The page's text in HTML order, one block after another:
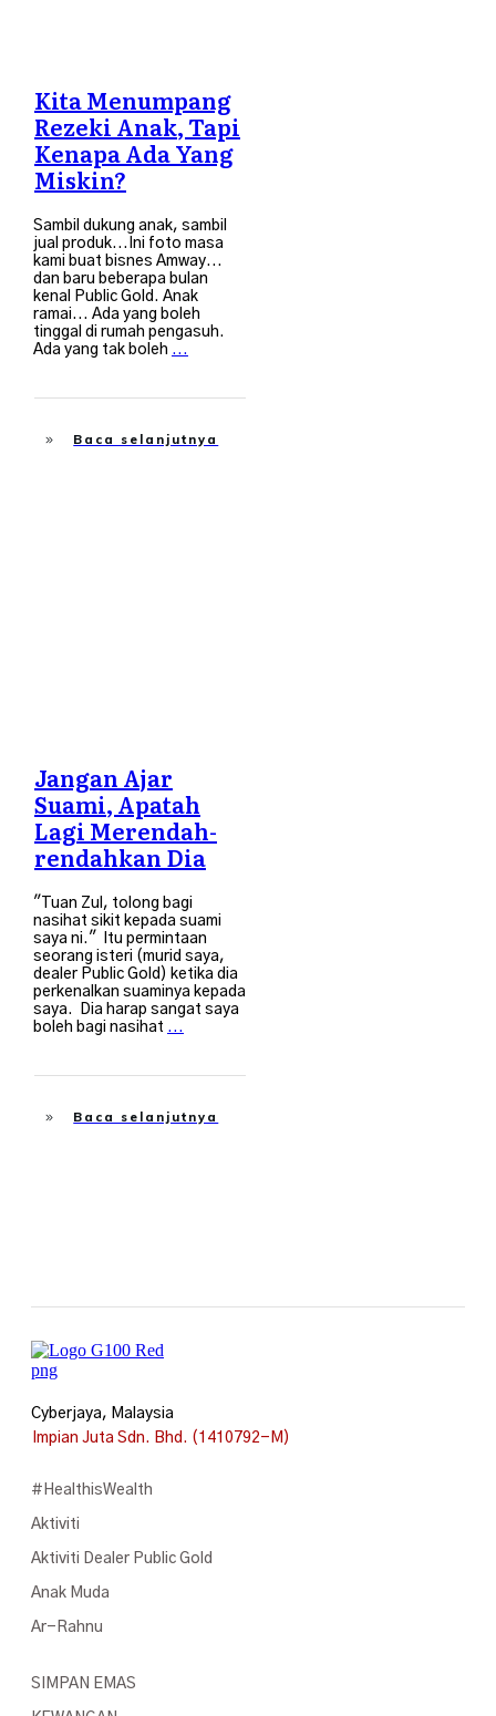
Kita Menumpang
Rezeki Anak, Tapi
Kenapa Ada Yang
Miskin?
​Sambil dukung anak, sambil
jual produk...Ini foto masa
kami buat bisnes Amway...
dan baru beberapa bulan
kenal Public Gold. Anak
ramai... Ada yang boleh
tinggal di rumah pengasuh.
Ada yang tak boleh ...
Baca selanjutnya
Jangan Ajar
Suami, Apatah
Lagi Merendah-
rendahkan Dia
"Tuan Zul, tolong bagi
nasihat sikit kepada suami
saya ni." Itu permintaan
seorang isteri (murid saya,
dealer Public Gold) ketika dia
perkenalkan suaminya kepada
saya. Dia harap sangat saya
boleh bagi nasihat ...
Baca selanjutnya
Cyberjaya, Malaysia
Impian Juta Sdn. Bhd. (1410792-M)
#HealthisWealth
Aktiviti
Aktiviti Dealer Public Gold
Anak Muda
Ar-Rahnu
SIMPAN EMAS